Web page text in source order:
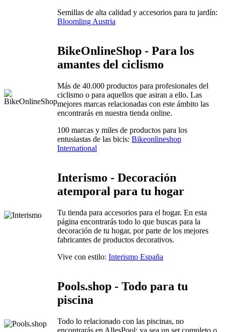
Semillas de alta calidad y accesorios para tu jardín:
Bloomling Austria
BikeOnlineShop - Para los
amantes del ciclismo
Más de 40.000 productos para profesionales del
ciclismo o para aquellos que asiran a ello. Las
mejores marcas relacionadas con este ámbito las
encontrarás en nuestra tienda online.
100 marcas y miles de productos para los
entusiastas de las bicis: Bikeonlineshop
International
Interismo - Decoración
atemporal para tu hogar
Tu tienda para accesorios para el hogar. En esta
página encontrarás todo lo que buscas para la
decoración de tu hogar, por parte de los mejores
fabricantes de productos decorativos.
Vive con estilo: Interismo España
Pools.shop - Todo para tu
piscina
Todo lo relacionado con las piscinas, no
encontrarás en AllesPool: ya sea un set completo o